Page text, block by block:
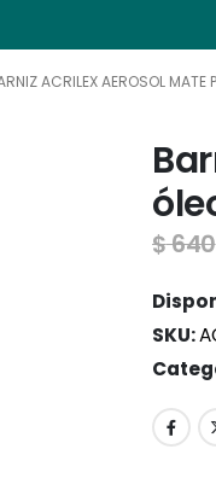
ACRILEX AEROSOL
$640
SKU: